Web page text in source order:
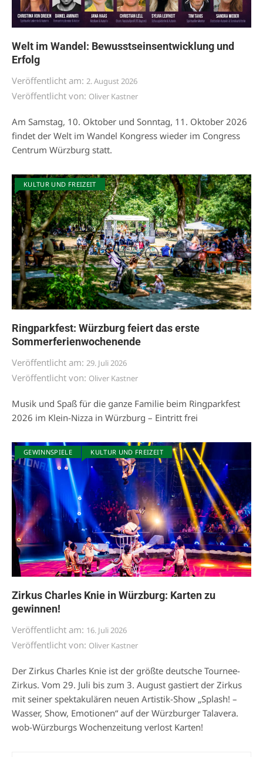
Welt im Wandel: Bewusstseinsentwicklung und
Erfolg
Veröffentlicht am: 2. August 2026
Veröffentlicht von: Oliver Kastner
Am Samstag, 10. Oktober und Sonntag, 11. Oktober 2026
findet der Welt im Wandel Kongress wieder im Congress
Centrum Würzburg statt.
KULTUR UND FREIZEIT
Ringparkfest: Würzburg feiert das erste
Sommerferienwochenende
Veröffentlicht am: 29. Juli 2026
Veröffentlicht von: Oliver Kastner
Musik und Spaß für die ganze Familie beim Ringparkfest
2026 im Klein-Nizza in Würzburg – Eintritt frei
GEWINNSPIELE KULTUR UND FREIZEIT
Zirkus Charles Knie in Würzburg: Karten zu
gewinnen!
Veröffentlicht am: 16. Juli 2026
Veröffentlicht von: Oliver Kastner
Der Zirkus Charles Knie ist der größte deutsche Tournee-
Zirkus. Vom 29. Juli bis zum 3. August gastiert der Zirkus
mit seiner spektakulären neuen Artistik-Show „Splash! –
Wasser, Show, Emotionen“ auf der Würzburger Talavera.
wob-Würzburgs Wochenzeitung verlost Karten!